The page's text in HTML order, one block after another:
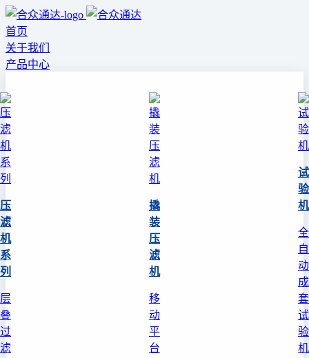
首页
关于我们
产品中心
压
滤
机
系
列
层
叠
过
滤
撬
装
压
滤
机
移
动
平
台
试
验
机
全
自
动
成
套
试
验
机